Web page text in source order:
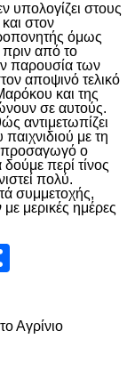
υπολογίζει στους
στον
όμως
πριν από το
παρουσία των
αποψινό τελικό
και της
σε αυτούς.
αντιμετωπίζει
με τη
προσαγωγό ο
περί τίνος
πολύ.
συμμετοχής,
μερικές ημέρες
Αγρίνιο